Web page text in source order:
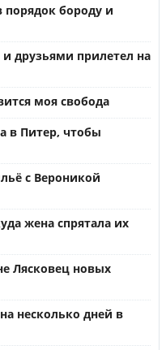
бороду и
друзьями прилетел на
моя свобода
в Питер, чтобы
с Вероникой
жена спрятала их
Лясковец новых
несколько дней в